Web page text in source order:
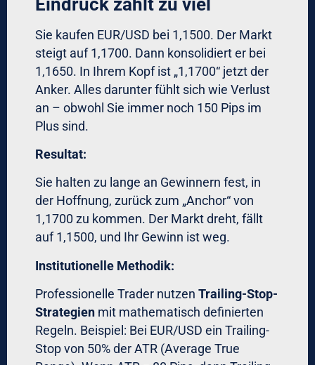
Stufe 1: Partial Automation
Automatische Stop-Loss-Orders (keine
manuellen Stops mehr)
Automatisches Position-Sizing
(Software berechnet)
Automatische Pre-Trade-Checklists
(Trade wird nicht ausgeführt, bis alle
Kriterien erfüllt)
Vollständiger algorithmischer Handel
für Devisenpaare
Menschliche Oversight nur für
Wöchentliche Performance-Reviews
statt tägliches Eingreifen
Implementierungsbeispiel:
Ein deutscher Mittelständler (Jahresumsatz
200 Mio. EUR) nutzt Forex-Hedging für